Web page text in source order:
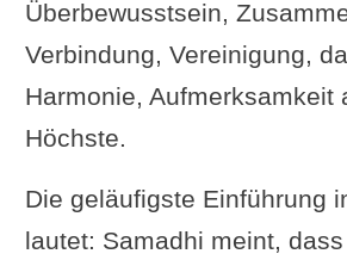
Wissens erstrahlt,
Vivekaja-Jnana,
Und wie geht es nach
Samprajnata Samadhi
Nicht
Was geschieht dann
Überbewusstsein,
Verbindung, Vereinigung,
Harmonie, Aufmerksamkeit
Höchste.
Die geläufigste Einführung
lautet: Samadhi meint,